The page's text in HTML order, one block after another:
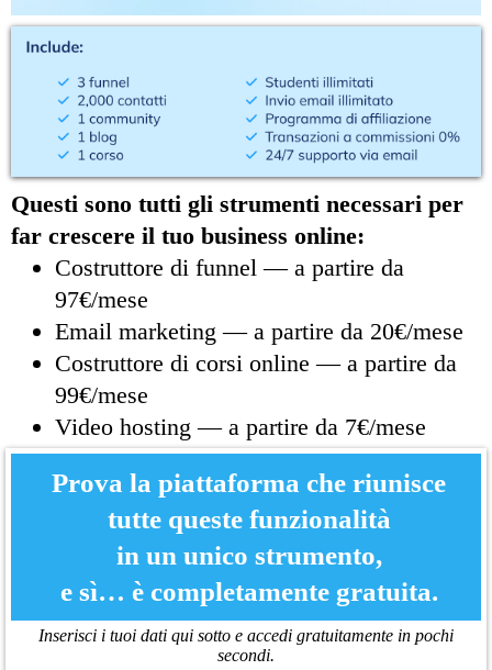
Questi sono tutti gli strumenti necessari per
far crescere il tuo business online:
Costruttore di funnel — a partire da
97€/mese
Email marketing — a partire da 20€/mese
Costruttore di corsi online — a partire da
99€/mese
Video hosting — a partire da 7€/mese
Prova la piattaforma che riunisce
tutte queste funzionalità
in un unico strumento,
e sì… è completamente gratuita.
Inserisci i tuoi dati qui sotto e accedi gratuitamente in pochi
secondi.